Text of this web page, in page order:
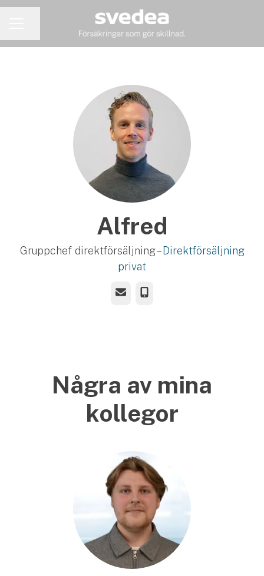
Alfred
Gruppchef direktförsäljning – Direktförsäljning
privat
E-postTelefon
Några av mina
kollegor